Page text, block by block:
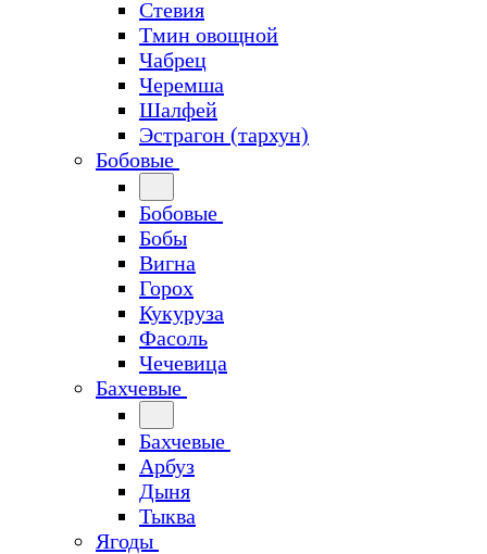
Стевия
Тмин овощной
Чабрец
Черемша
Шалфей
Эстрагон (тархун)
Бобовые
Бобовые
Бобы
Вигна
Горох
Кукуруза
Фасоль
Чечевица
Бахчевые
Бахчевые
Арбуз
Дыня
Тыква
Ягоды